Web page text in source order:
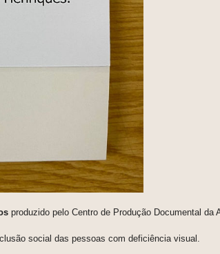
produzido pelo Centro de Produção Documental
social das pessoas com deficiência visual.